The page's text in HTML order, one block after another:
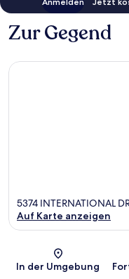
Zur Gegend
5374 INTERNATIONAL
Auf Karte anzeigen
In der Umgebung